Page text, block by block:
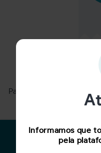
Para ver mais, acesse a
Para
Informamos que
pela